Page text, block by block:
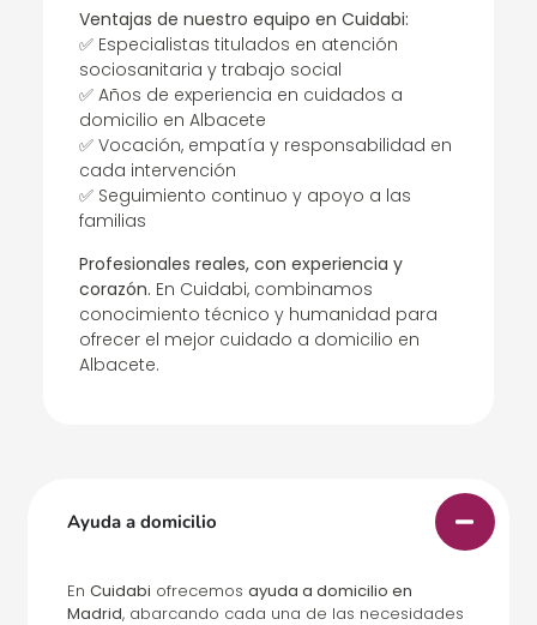
Ventajas de nuestro equipo en Cuidabi:
✅ Especialistas titulados en atención
sociosanitaria y trabajo social
✅ Años de experiencia en cuidados a
domicilio en Albacete
✅ Vocación, empatía y responsabilidad en
cada intervención
✅ Seguimiento continuo y apoyo a las
familias
Profesionales reales, con experiencia y
corazón. En Cuidabi, combinamos
conocimiento técnico y humanidad para
ofrecer el mejor cuidado a domicilio en
Albacete.
Ayuda a domicilio
En Cuidabi ofrecemos ayuda a domicilio en
Madrid, abarcando cada una de las necesidades